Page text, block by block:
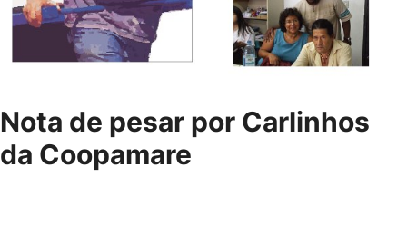
Nota de pesar por Carlinhos
da Coopamare